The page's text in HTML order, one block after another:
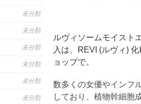
未分類
未分類
未分類
未分類
未分類
未分類
ルヴィソームモイスト
入は、REVI (ルヴィ)
ョップで。
数多くの女優やインフ
しており、植物幹細胞